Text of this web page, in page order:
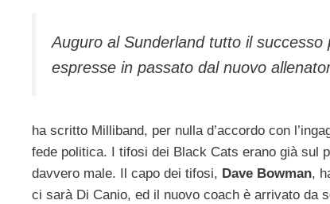
Auguro al Sunderland tutto il
espresse in passato dal nuovo
ha scritto Milliband, per nulla d’accordo con
fede politica. I tifosi dei Black Cats erano già sul
davvero male. Il capo dei tifosi, Dave Bowman,
ci sarà Di Canio, ed il nuovo coach è arrivato da